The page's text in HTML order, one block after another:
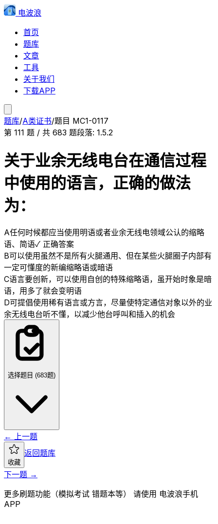
电波浪
首页
题库
文章
工具
关于我们
下载APP
题库/A类证书/题目 MC1-0117
第 111 题 / 共 683 题段落: 1.5.2
关于业余无线电台在通信过程
中使用的语言，正确的做法
为：
A任何时候都应当使用明语或者业余无线电领域公认的缩略
语、简语✓ 正确答案
B可以使用虽然不是所有火腿通用、但在某些火腿圈子内部有
一定可懂度的新编缩略语或暗语
C语言要创新，可以使用自创的特殊缩略语，虽开始时象是暗
语，用多了就会变明语
D可提倡使用稀有语言或方言，尽量使特定通信对象以外的业
余无线电台听不懂，以减少他台呼叫和插入的机会
选择题目 (683题)
← 上一题
收藏
返回题库
下一题 →
更多刷题功能（模拟考试 错题本等） 请使用 电波浪手机
APP